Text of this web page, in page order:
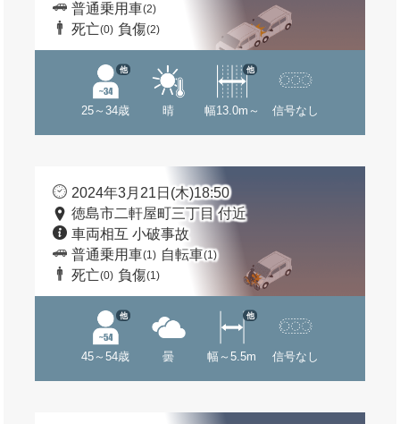
普通乗用車(2)
死亡(0) 負傷(2)
25～34歳
他
晴 幅13.0m～
他
信号なし
2024年3月21日(木)18:50
徳島市二軒屋町三丁目 付近
車両相互 小破事故
普通乗用車(1) 自転車(1)
死亡(0) 負傷(1)
45～54歳
他
曇 幅～5.5m
他
信号なし